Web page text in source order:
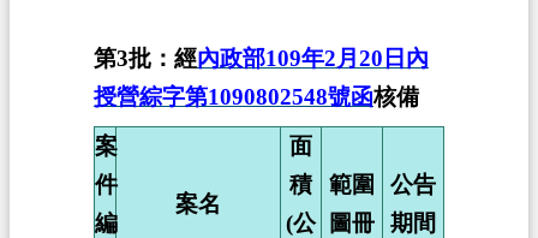
案
件
編
案名
面
積
(公
範圍
圖冊
公告
期間
第3批：經內政部109年2月20日內
授營綜字第1090802548號函核備